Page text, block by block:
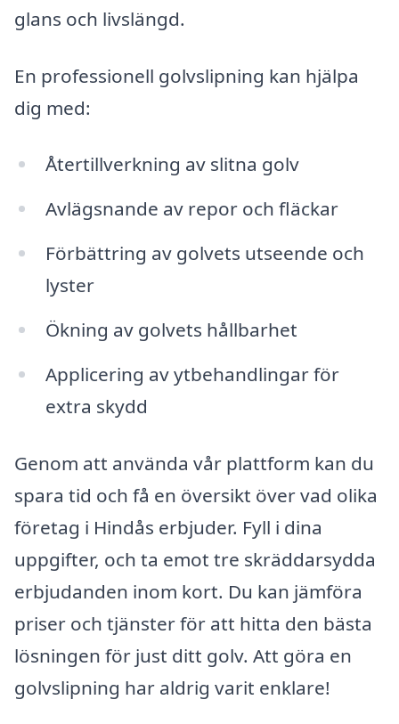
glans och livslängd.
En professionell golvslipning kan hjälpa
dig med:
Återtillverkning av slitna golv
Avlägsnande av repor och fläckar
Förbättring av golvets utseende och
lyster
Ökning av golvets hållbarhet
Applicering av ytbehandlingar för
extra skydd
Genom att använda vår plattform kan du
spara tid och få en översikt över vad olika
företag i Hindås erbjuder. Fyll i dina
uppgifter, och ta emot tre skräddarsydda
erbjudanden inom kort. Du kan jämföra
priser och tjänster för att hitta den bästa
lösningen för just ditt golv. Att göra en
golvslipning har aldrig varit enklare!